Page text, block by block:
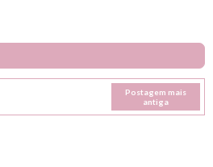
Postagem mais
antiga